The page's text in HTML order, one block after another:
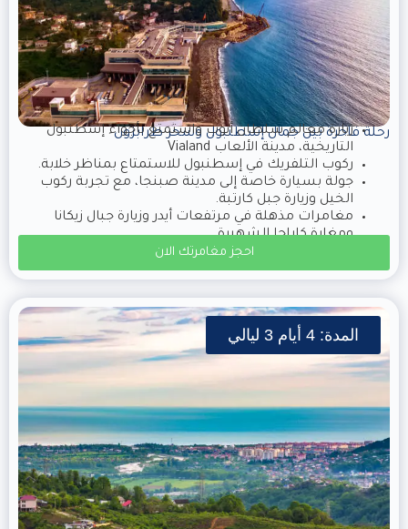
رحلة فاخرة بين جمال إسطنبول وسحر طرابزون
زيارة معالم سلطان أيوب واستمتع بأجواء إسطنبول
التاريخية، مدينة الألعاب Vialand
ركوب التلفريك في إسطنبول للاستمتاع بمناظر خلابة.
جولة بسيارة خاصة إلى مدينة صبنجا، مع تجربة ركوب
الخيل وزيارة جبل كارتبة.
مغامرات مذهلة في مرتفعات أيدر وزيارة جبال زيكانا
ومغارة كاراجا الشهيرة.
احجز مغامرتك الان
المدة: 4 أيام 3 ليالي